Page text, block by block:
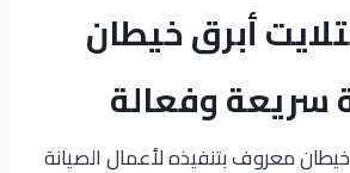
أبرق خيطان
سريعة وفعالة
معروف بتنفيذه لأعمال الصيانة